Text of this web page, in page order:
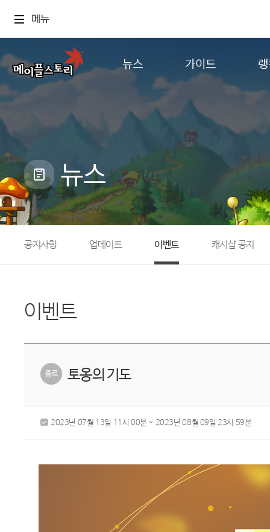
메뉴
뉴스
공지사항
업데이트
캐시샵 공지
메이플 알림판
with maple
가이드
게임정보
직업소개
확률형 아이템
NEXON NOW
뉴스
공지사항 업데이트 이벤트 캐시샵 공지
이벤트
토옹의 기도
2023년 07월 13일 11시 00분 ~ 2023년 08월 09일 23시 59분